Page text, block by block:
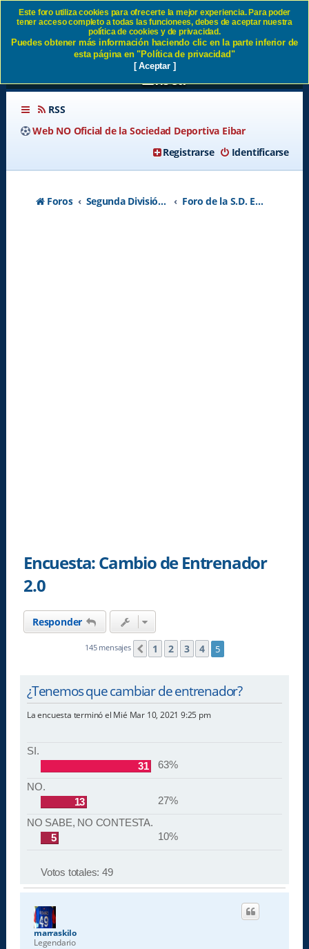
Encuesta: Cambio de
Entrenador 2.0 - Página 5 SD
Eibar
RSS
Web NO Oficial de la Sociedad Deportiva Eibar
Identificarse
Registrarse
Foros Segunda División A - Temporada 2026-2027 Foro de la S.D. Eibar
Encuesta: Cambio de Entrenador
2.0
Responder
145 mensajes Anterior
1 2 3 4 5
¿Tenemos que cambiar de entrenador?
La encuesta terminó el Mié Mar 10, 2021 9:25 pm
SI.
31
63%
NO.
13
27%
NO SABE, NO CONTESTA.
5
10%
Votos totales: 49
marraskilo
Legendario
Este foro utiliza cookies para ofrecerte la mejor experiencia. Para poder
tener acceso completo a todas las funcionees, debes de aceptar nuestra
política de cookies y de privacidad.
Puedes obtener más información haciendo clic en la parte inferior de
esta página en "Política de privacidad"
[ Aceptar ]